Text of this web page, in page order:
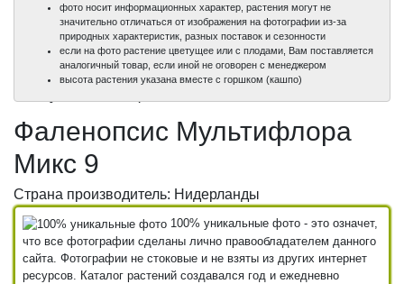
100%
100%
фото носит информационных характер, растения могут не
значительно отличаться от изображения на фотографии из-за
природных характеристик, разных поставок и сезонности
если на фото растение цветущее или с плодами, Вам поставляется
аналогичный товар, если иной не оговорен с менеджером
высота растения указана вместе с горшком (кашпо)
Фаленопсис Мультифлора
Микс 9
Страна производитель: Нидерланды
100% уникальные фото - это означет,
что все фотографии сделаны лично правообладателем данного
сайта. Фотографии не стоковые и не взяты из других интернет
ресурсов. Каталог растений создавался год и ежедневно